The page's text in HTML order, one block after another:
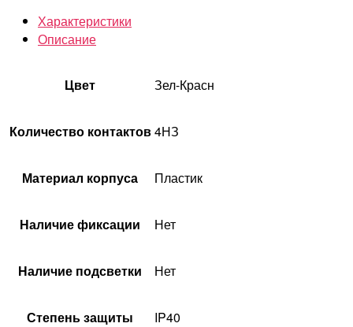
Характеристики
Описание
Цвет Зел-Красн
Количество контактов4НЗ
Материал корпуса Пластик
Наличие фиксации Нет
Наличие подсветки Нет
Степень защиты IP40